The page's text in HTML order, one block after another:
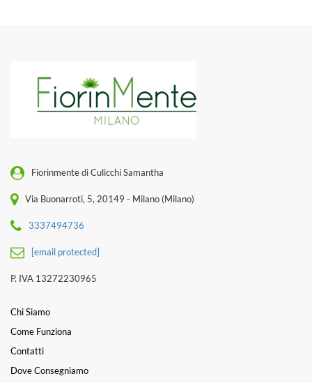
Fiorinmente di Culicchi Samantha
Via Buonarroti, 5, 20149 - Milano (Milano)
3337494736
[email protected]
P. IVA 13272230965
Chi Siamo
Come Funziona
Contatti
Dove Consegniamo